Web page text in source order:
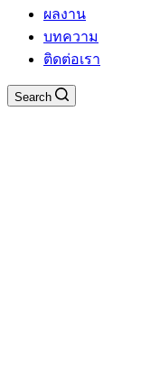
ผลงาน
บทความ
ติดต่อเรา
Search